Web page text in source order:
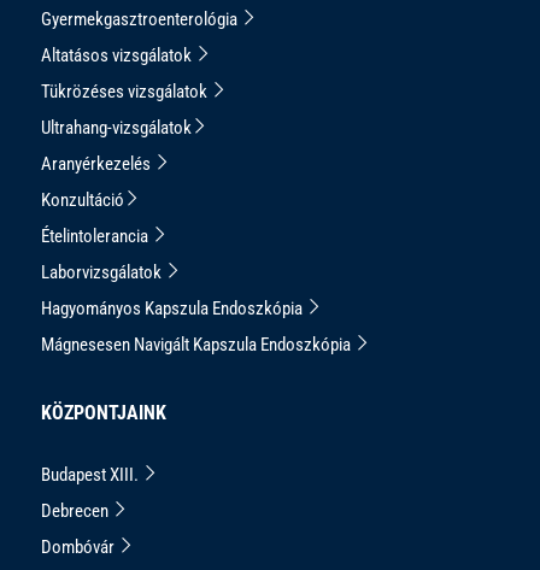
Gyermekgasztroenterológia
Altatásos vizsgálatok
Tükrözéses vizsgálatok
Ultrahang-vizsgálatok
Aranyérkezelés
Konzultáció
Ételintolerancia
Laborvizsgálatok
Hagyományos Kapszula Endoszkópia
Mágnesesen Navigált Kapszula Endoszkópia
KÖZPONTJAINK
Budapest XIII.
Debrecen
Dombóvár